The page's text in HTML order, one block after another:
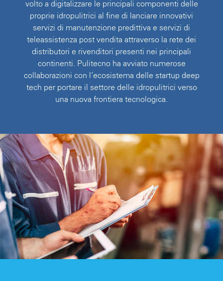
volto a digitalizzare le principali componenti delle
proprie idropulitrici al fine di lanciare innovativi
servizi di manutenzione predittiva e servizi di
teleassistenza post vendita attraverso la rete dei
distributori e rivenditori presenti nei principali
continenti. Pulitecno ha avviato numerose
collaborazioni con l’ecosistema delle startup deep
tech per portare il settore delle idropulitrici verso
una nuova frontiera tecnologica.